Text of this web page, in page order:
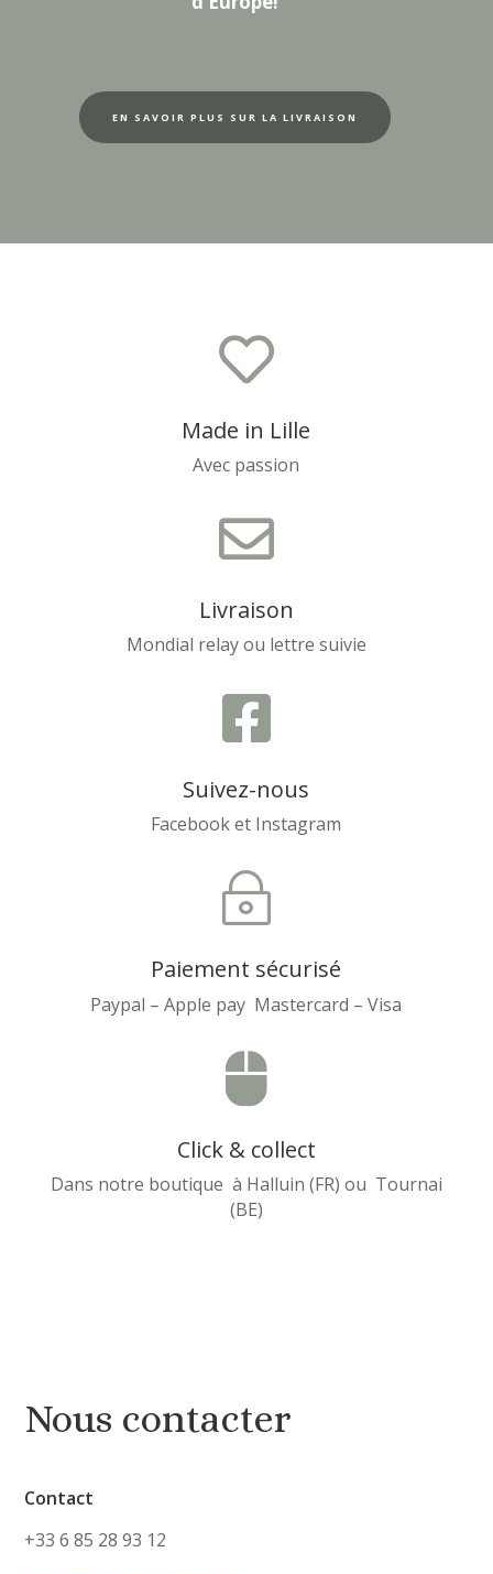
EN SAVOIR PLUS SUR LA LIVRAISON

Made in Lille
Avec passion

Livraison
Mondial relay ou lettre suivie

Suivez-nous
Facebook et Instagram
~
Paiement sécurisé
Paypal – Apple pay Mastercard – Visa

Click & collect
Dans notre boutique à Halluin (FR) ou Tournai
(BE)
Nous contacter
Contact
+33 6 85 28 93 12